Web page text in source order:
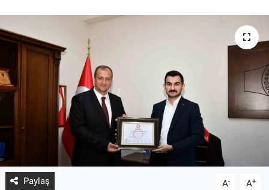
Paylaş A- A+
ASTROLOJİ
BLOG
Haber Arşivi